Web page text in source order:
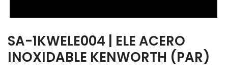
SA-1KWELE004 | ELE ACERO
INOXIDABLE KENWORTH (PAR)